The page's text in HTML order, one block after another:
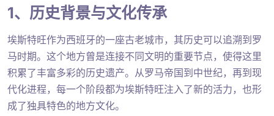
1、历史背景与文化传承
埃斯特旺作为西班牙的一座古老城市，其历史可以追溯到罗
马时期。这个地方曾是连接不同文明的重要节点，使得这里
积累了丰富多彩的历史遗产。从罗马帝国到中世纪，再到现
代化进程，每一个阶段都为埃斯特旺注入了新的活力，也形
成了独具特色的地方文化。